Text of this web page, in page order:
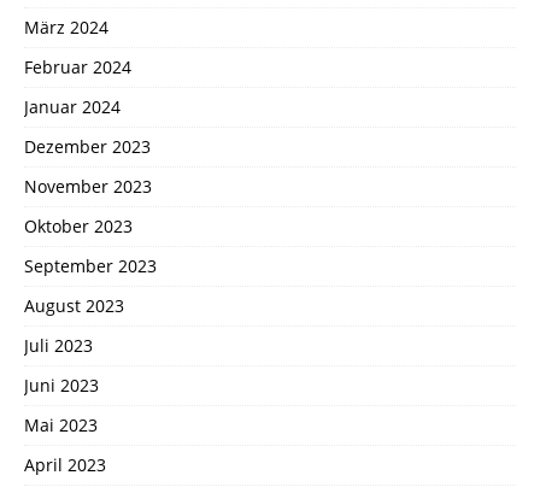
März 2024
Februar 2024
Januar 2024
Dezember 2023
November 2023
Oktober 2023
September 2023
August 2023
Juli 2023
Juni 2023
Mai 2023
April 2023